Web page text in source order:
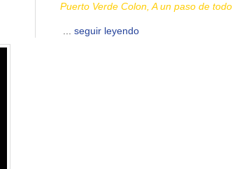
Puerto Verde Colon, A un paso de todo
seguir leyendo